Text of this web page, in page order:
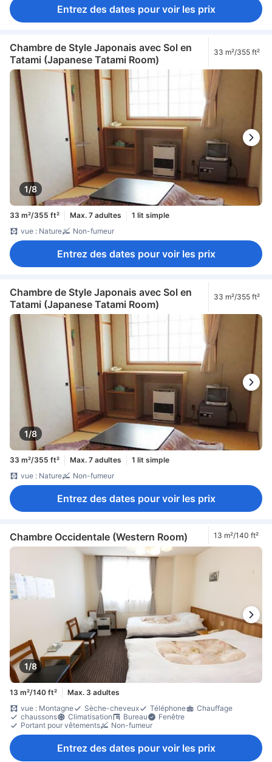
Entrez des dates pour voir les prix
Chambre de Style Japonais avec Sol en
Tatami (Japanese Tatami Room)
33 m²/355 ft²
1/8
33 m²/355 ft² Max. 7 adultes
1 lit simple
vue : Nature
Non-fumeur
Entrez des dates pour voir les prix
Chambre de Style Japonais avec Sol en
Tatami (Japanese Tatami Room)
33 m²/355 ft²
1/8
33 m²/355 ft² Max. 7 adultes
1 lit simple
vue : Nature
Non-fumeur
Entrez des dates pour voir les prix
Chambre Occidentale (Western Room) 13 m²/140 ft²
1/8
13 m²/140 ft²
Max. 3 adultes
vue : Montagne
Sèche-cheveux Téléphone
Chauffage
chaussons
Climatisation Bureau
Fenêtre
Portant pour vêtements
Non-fumeur
Entrez des dates pour voir les prix